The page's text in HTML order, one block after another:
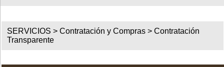
SERVICIOS >Contratación y Compras >Contratación
Transparente